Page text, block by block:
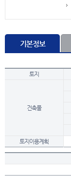
기본정보
토지
건축물
토지이용계획